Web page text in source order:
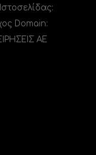
Domain:
ΑΕ